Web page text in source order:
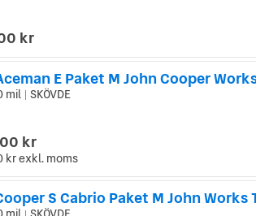
kr
E Paket M John Cooper
mil SKÖVDE
kr
krexkl. moms
S Cabrio Paket M John Works